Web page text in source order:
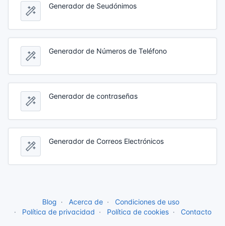
Generador de Seudónimos
Generador de Números de Teléfono
Generador de contraseñas
Generador de Correos Electrónicos
Blog Acerca de
Condiciones de uso
Política de privacidad
Política de cookies Contacto